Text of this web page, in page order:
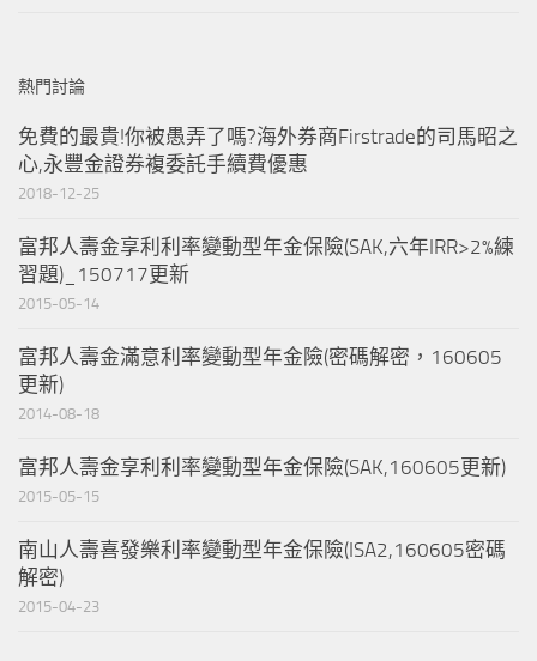
熱門討論
免費的最貴!你被愚弄了嗎?海外券商Firstrade的司馬昭之
心,永豐金證券複委託手續費優惠
2018-12-25
富邦人壽金享利利率變動型年金保險(SAK,六年IRR>2%練
習題)_150717更新
2015-05-14
富邦人壽金滿意利率變動型年金險(密碼解密，160605
更新)
2014-08-18
富邦人壽金享利利率變動型年金保險(SAK,160605更新)
2015-05-15
南山人壽喜發樂利率變動型年金保險(ISA2,160605密碼
解密)
2015-04-23